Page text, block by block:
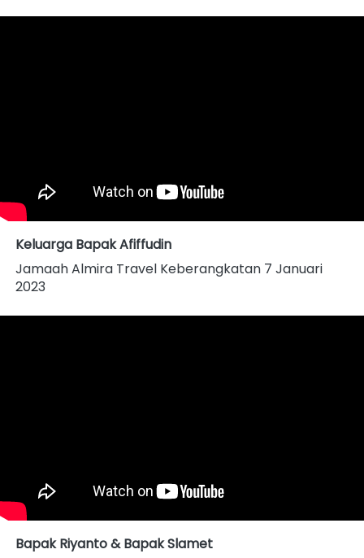
Keluarga Bapak Afiffudin
Jamaah Almira Travel Keberangkatan 7 Januari
2023
Bapak Riyanto & Bapak Slamet